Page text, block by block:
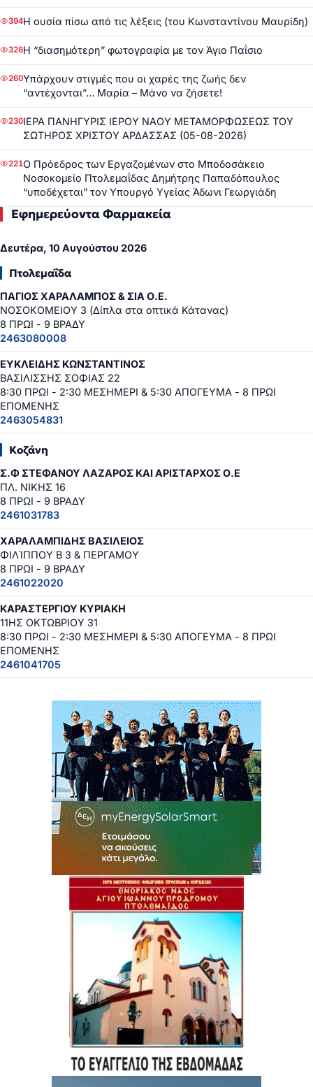
394Η ουσία πίσω από τις λέξεις (του Κωνσταντίνου Μαυρίδη)
328Η “διασημότερη” φωτογραφία με τον Άγιο Παΐσιο
260Υπάρχουν στιγμές που οι χαρές της ζωής δεν
“αντέχονται”… Μαρία – Μάνο να ζήσετε!
230ΙΕΡΑ ΠΑΝΗΓΥΡΙΣ ΙΕΡΟΥ ΝΑΟΥ ΜΕΤΑΜΟΡΦΩΣΕΩΣ ΤΟΥ
ΣΩΤΗΡΟΣ ΧΡΙΣΤΟΥ ΑΡΔΑΣΣΑΣ (05-08-2026)
221Ο Πρόεδρος των Εργαζομένων στο Μποδοσάκειο
Νοσοκομείο Πτολεμαΐδας Δημήτρης Παπαδόπουλος
“υποδέχεται” τον Υπουργό Υγείας Άδωνι Γεωργιάδη
Εφημερεύοντα Φαρμακεία
Δευτέρα, 10 Αυγούστου 2026
Πτολεμαΐδα
ΠΑΓΙΟΣ ΧΑΡΑΛΑΜΠΟΣ & ΣΙΑ Ο.Ε.
ΝΟΣΟΚΟΜΕΙΟΥ 3 (Δίπλα στα οπτικά Κάτανας)
8 ΠΡΩΙ - 9 ΒΡΑΔΥ
2463080008
ΕΥΚΛΕΙΔΗΣ ΚΩΝΣΤΑΝΤΙΝΟΣ
ΒΑΣΙΛΙΣΣΗΣ ΣΟΦΙΑΣ 22
8:30 ΠΡΩΙ - 2:30 ΜΕΣΗΜΕΡΙ & 5:30 ΑΠΟΓΕΥΜΑ - 8 ΠΡΩΙ
ΕΠΟΜΕΝΗΣ
2463054831
Κοζάνη
Σ.Φ ΣΤΕΦΑΝΟΥ ΛΑΖΑΡΟΣ ΚΑΙ ΑΡΙΣΤΑΡΧΟΣ Ο.Ε
ΠΛ. ΝΙΚΗΣ 16
8 ΠΡΩΙ - 9 ΒΡΑΔΥ
2461031783
ΧΑΡΑΛΑΜΠΙΔΗΣ ΒΑΣΙΛΕΙΟΣ
ΦΙΛΊΠΠΟΥ Β 3 & ΠΕΡΓΑΜΟΥ
8 ΠΡΩΙ - 9 ΒΡΑΔΥ
2461022020
ΚΑΡΑΣΤΕΡΓΙΟΥ ΚΥΡΙΑΚΗ
11ΗΣ ΟΚΤΩΒΡΙΟΥ 31
8:30 ΠΡΩΙ - 2:30 ΜΕΣΗΜΕΡΙ & 5:30 ΑΠΟΓΕΥΜΑ - 8 ΠΡΩΙ
ΕΠΟΜΕΝΗΣ
2461041705